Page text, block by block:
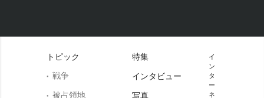
トピック
戦争
被占領地
特集
インタビュー
写真
イ
ン
タ
ー
ネ